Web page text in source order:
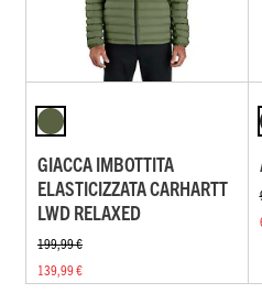
GIACCA IMBOTTITA
ELASTICIZZATA CARHARTT
LWD RELAXED
199,99 €
139,99 €